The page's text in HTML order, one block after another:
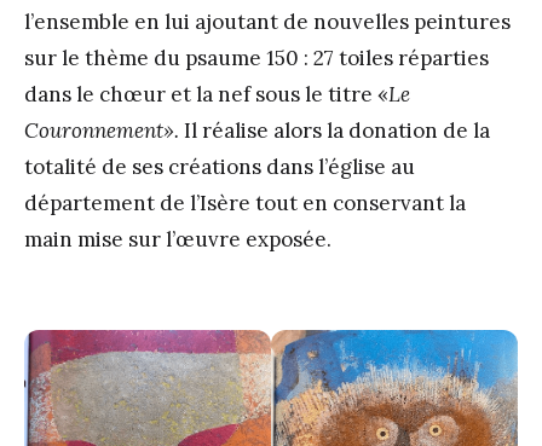
l’ensemble en lui ajoutant de nouvelles peintures
sur le thème du psaume 150 : 27 toiles réparties
dans le chœur et la nef sous le titre «Le
Couronnement». Il réalise alors la donation de la
totalité de ses créations dans l’église au
département de l’Isère tout en conservant la
main mise sur l’œuvre exposée.